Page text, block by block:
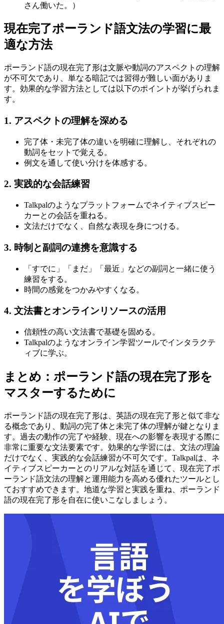
さん働いた。）
現在完了ポーランド語文法の学習に最
適な方法
ポーランド語の現在完了形は文脈や動詞のアスペクトの理解
が不可欠であり、単なる暗記では習得が難しい面がありま
す。効果的な学習方法としては以下のポイントが挙げられま
す。
1. アスペクトの理解を深める
完了体・未完了体の違いを明確に理解し、それぞれの
動詞をセットで覚える。
例文を通して使い分けを体感する。
2. 実践的な会話練習
Talkpalのようなプラットフォームでネイティブスピー
カーとの会話を重ねる。
文法だけでなく、自然な表現を身につける。
3. 時制と副詞の連携を意識する
「すでに」「まだ」「最近」などの副詞と一緒に使う
練習をする。
時間の感覚をつかみやすくなる。
4. 文法書とオンラインリソースの活用
信頼性の高い文法書で基礎を固める。
Talkpalのようなオンライン学習ツールでインタラクテ
ィブに学ぶ。
まとめ：ポーランド語の現在完了形を
マスターするために
ポーランド語の現在完了形は、英語の現在完了形と似て非な
る概念であり、動詞の完了体と未完了体の理解が鍵となりま
す。過去の動作の完了や経験、現在への影響を表現する際に
非常に重要な文法要素です。効果的な学習には、文法の理論
だけでなく、実践的な会話練習が不可欠です。Talkpalは、ネ
イティブスピーカーとのリアルな対話を通じて、現在完了ポ
ーランド語文法の理解と運用能力を高める優れたツールとし
ておすすめできます。地道な学習と実践を重ね、ポーランド
語の現在完了形を自在に使いこなしましょう。